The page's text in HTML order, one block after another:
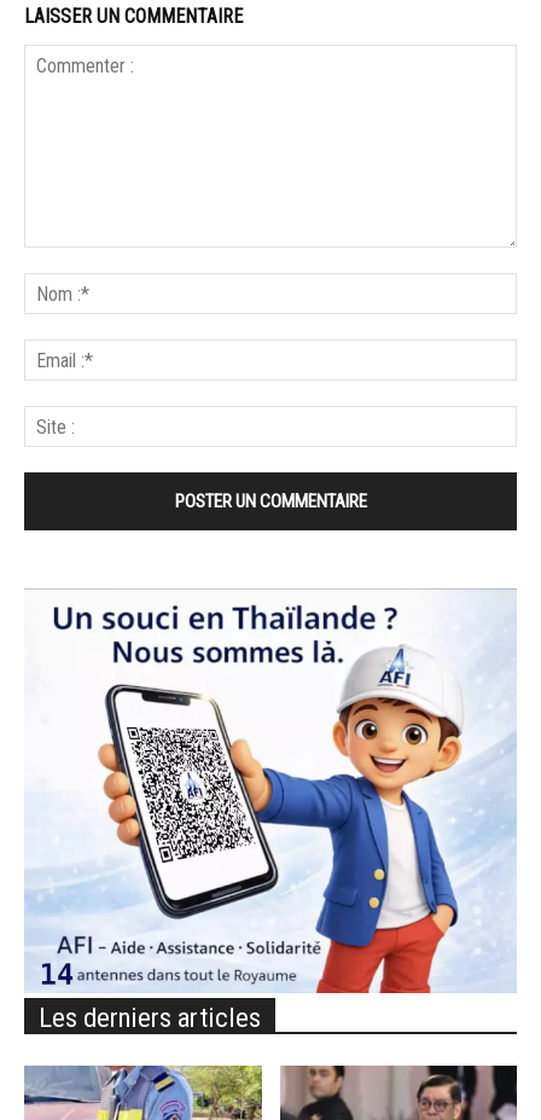
LAISSER UN COMMENTAIRE
Les derniers articles